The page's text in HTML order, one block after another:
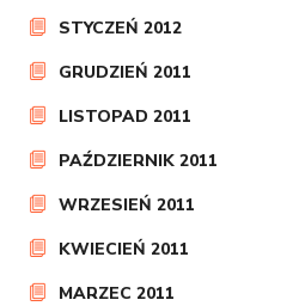
STYCZEŃ 2012
GRUDZIEŃ 2011
LISTOPAD 2011
PAŹDZIERNIK 2011
WRZESIEŃ 2011
KWIECIEŃ 2011
MARZEC 2011